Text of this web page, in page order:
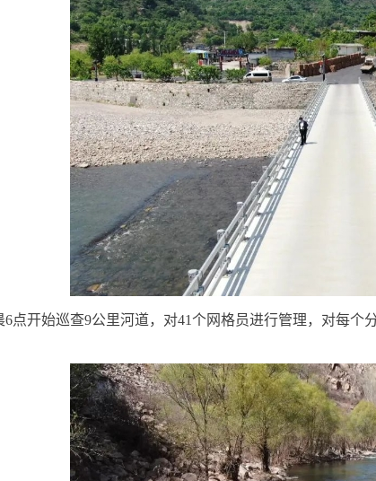
6点开始巡查9公里河道，对41个网格员进行管理，对每